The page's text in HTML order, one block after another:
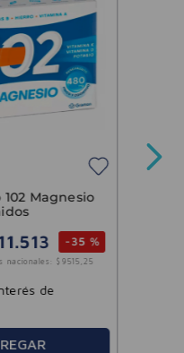
Magnesio
.513 -35 %
nacionales: $ 9515 25
de